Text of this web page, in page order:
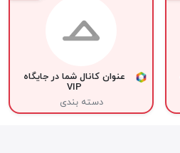
عنوان کانال شما در جایگاه
VIP
دسته بندی